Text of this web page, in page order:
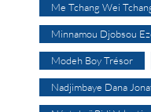
Me Tchang Wei
Minnamou Djobsou
Modeh Boy Trésor
Nadjimbaye Dana